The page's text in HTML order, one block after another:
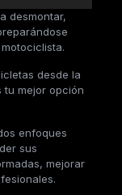
desmontar,
desde la
tu mejor opción
enfoques
sus
mejorar